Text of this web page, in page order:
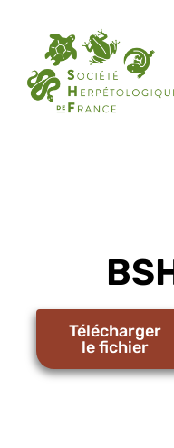
Télécharger
le fichier